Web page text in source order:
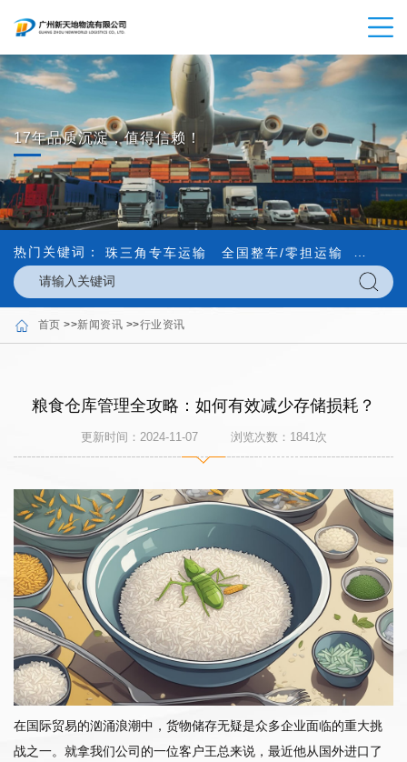
17年品质沉淀，值得信赖！
热门关键词： 珠三角专车运输 全国整车/零担运输 内外贸
首页 >>新闻资讯 >>行业资讯
粮食仓库管理全攻略：如何有效减少存储损耗？
更新时间：2024-11-07 浏览次数： 1841 次
在国际贸易的汹涌浪潮中，货物储存无疑是众多企业面临的重大挑
战之一。就拿我们公司的一位客户王总来说，最近他从国外进口了